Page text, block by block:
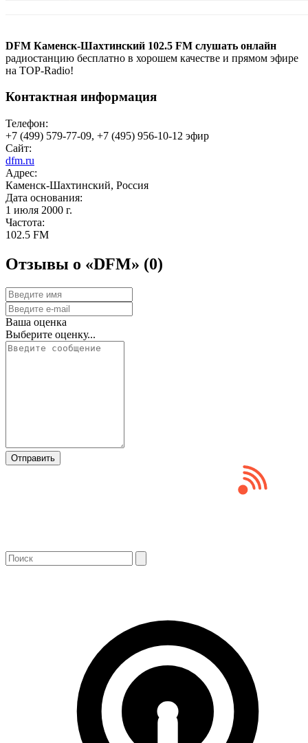
DFM Каменск-Шахтинский 102.5 FM слушать онлайн
радиостанцию бесплатно в хорошем качестве и прямом эфире
на TOP-Radio!
Контактная информация
Телефон:
+7 (499) 579-77-09, +7 (495) 956-10-12 эфир
Сайт:
dfm.ru
Адрес:
Каменск-Шахтинский, Россия
Дата основания:
1 июля 2000 г.
Частота:
102.5 FM
Отзывы о «DFM» (0)
Ваша оценка
Выберите оценку...
Отправить